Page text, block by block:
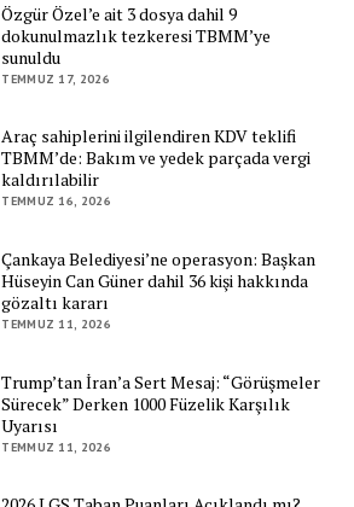
Özgür Özel’e ait 3 dosya dahil 9
dokunulmazlık tezkeresi TBMM’ye
sunuldu
TEMMUZ 17, 2026
Araç sahiplerini ilgilendiren KDV teklifi
TBMM’de: Bakım ve yedek parçada vergi
kaldırılabilir
TEMMUZ 16, 2026
Çankaya Belediyesi’ne operasyon: Başkan
Hüseyin Can Güner dahil 36 kişi hakkında
gözaltı kararı
TEMMUZ 11, 2026
Trump’tan İran’a Sert Mesaj: “Görüşmeler
Sürecek” Derken 1000 Füzelik Karşılık
Uyarısı
TEMMUZ 11, 2026